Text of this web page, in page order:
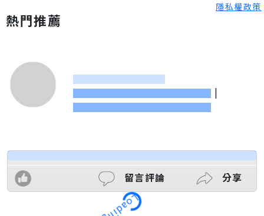
隱私權政策
熱門推薦
|
留言評論 分享